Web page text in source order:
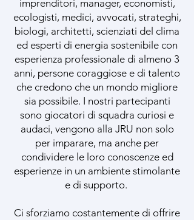
imprenditori, manager, economisti,
ecologisti, medici, avvocati, strateghi,
biologi, architetti, scienziati del clima
ed esperti di energia sostenibile con
esperienza professionale di almeno 3
anni, persone coraggiose e di talento
che credono che un mondo migliore
sia possibile. I nostri partecipanti
sono giocatori di squadra curiosi e
audaci, vengono alla JRU non solo
per imparare, ma anche per
condividere le loro conoscenze ed
esperienze in un ambiente stimolante
e di supporto.
Ci sforziamo costantemente di offrire